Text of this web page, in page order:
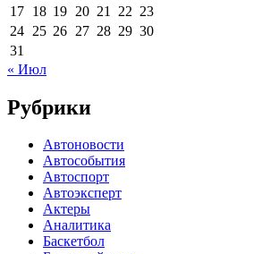
17 18 19 20 21 22 23
24 25 26 27 28 29 30
31
« Июл
Рубрики
Автоновости
Автособытия
Автоспорт
Автоэксперт
Актеры
Аналитика
Баскетбол